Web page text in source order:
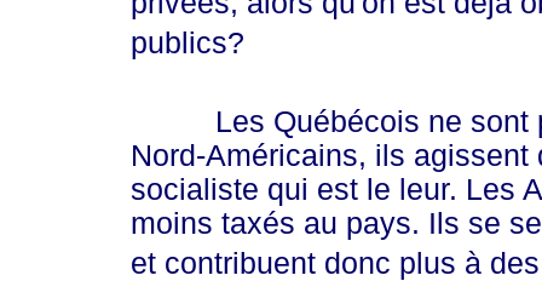
publics?
Les Québécois ne sont
Nord-Américains, ils
socialiste qui est le leur. Les
moins taxés au pays. Ils se
et contribuent donc plus à